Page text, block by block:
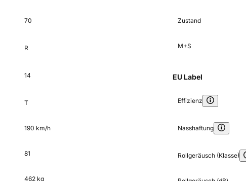
70
R
14
T
190 km/h
81
462 kg
Zustand
M+S
EU Label
Effizienz
Nasshaftung
Rollgeräusch (Klasse)